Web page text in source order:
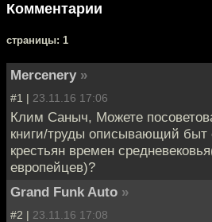
Комментарии
cтраницы: 1
Mercenery »
#1 | 23.11.16 17:06
Клим Саныч, Можете
книги/труды описывающий быт
крестьян времен
европейцев)?
Grand Funk Auto »
#2 | 23.11.16 17:08